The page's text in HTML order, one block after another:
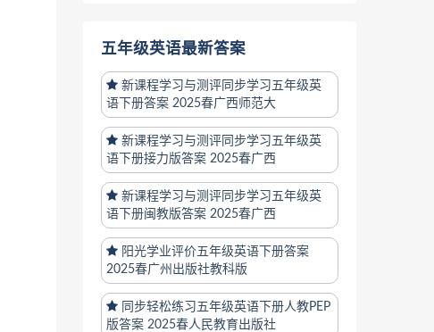
五年级英语最新答案
新课程学习与测评同步学习五年级英
语下册答案 2025春广西师范大
新课程学习与测评同步学习五年级英
语下册接力版答案 2025春广西
新课程学习与测评同步学习五年级英
语下册闽教版答案 2025春广西
阳光学业评价五年级英语下册答案
2025春广州出版社教科版
同步轻松练习五年级英语下册人教PEP
版答案 2025春人民教育出版社